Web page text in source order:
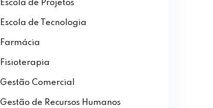
Escola de Projetos
Escola de Tecnologia
Farmácia
Fisioterapia
Gestão Comercial
Gestão de Recursos Humanos